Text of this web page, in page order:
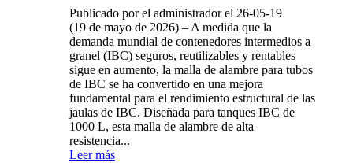
Publicado por el administrador el 26-05-19
(19 de mayo de 2026) – A medida que la
demanda mundial de contenedores intermedios a
granel (IBC) seguros, reutilizables y rentables
sigue en aumento, la malla de alambre para tubos
de IBC se ha convertido en una mejora
fundamental para el rendimiento estructural de las
jaulas de IBC. Diseñada para tanques IBC de
1000 L, esta malla de alambre de alta
resistencia...
Leer más